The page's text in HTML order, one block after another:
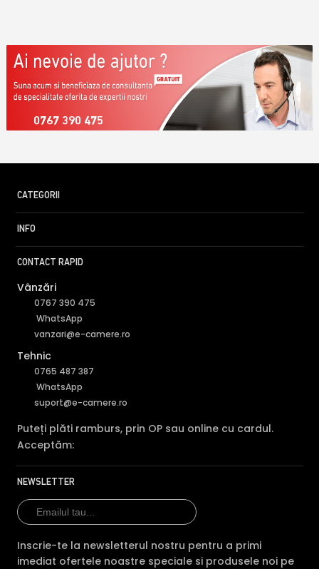
0767 390 475
CATEGORII
INFO
CONTACT RAPID
Vânzări
0767 390 475
WhatsApp
vanzari@e-camere.ro
Tehnic
0765 487 387
WhatsApp
suport@e-camere.ro
Puteți plăti ramburs, prin OP sau online cu cardul.
Acceptăm:
NEWSLETTER
Inscrie-te la newsletterul nostru pentru a primi
imediat ofertele noastre speciale si produsele noi pe